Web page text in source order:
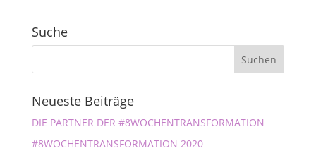
Suche
Neueste Beiträge
DIE PARTNER DER #8WOCHENTRANSFORMATION
#8WOCHENTRANSFORMATION 2020